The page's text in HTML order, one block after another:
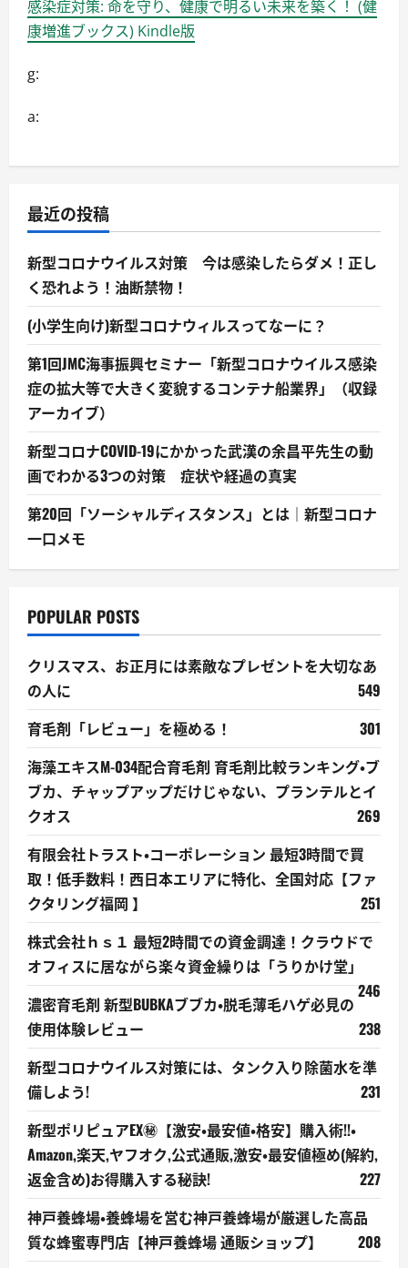
感染症対策: 命を守り、健康で明るい未来を築く！ (健
康増進ブックス) Kindle版
g:
a:
最近の投稿
新型コロナウイルス対策 今は感染したらダメ！正し
く恐れよう！油断禁物！
(小学生向け)新型コロナウィルスってなーに？
第1回JMC海事振興セミナー「新型コロナウイルス感染
症の拡大等で大きく変貌するコンテナ船業界」（収録
アーカイブ）
新型コロナCOVID-19にかかった武漢の余昌平先生の動
画でわかる3つの対策 症状や経過の真実
第20回「ソーシャルディスタンス」とは｜新型コロナ
一口メモ
POPULAR POSTS
クリスマス、お正月には素敵なプレゼントを大切なあ
の人に
549
育毛剤「レビュー」を極める！
301
海藻エキスM-034配合育毛剤 育毛剤比較ランキング・ブ
ブカ、チャップアップだけじゃない、プランテルとイ
クオス
269
有限会社トラスト・コーポレーション 最短3時間で買
取！低手数料！西日本エリアに特化、全国対応【ファ
クタリング福岡 】
251
株式会社ｈｓ１ 最短2時間での資金調達！クラウドで
オフィスに居ながら楽々資金繰りは「うりかけ堂」
246
濃密育毛剤 新型BUBKAブブカ・脱毛薄毛ハゲ必見の
使用体験レビュー
238
新型コロナウイルス対策には、タンク入り除菌水を準
備しよう!
231
新型ポリピュアEX㊙【激安・最安値・格安】購入術!!・
Amazon,楽天,ヤフオク,公式通販,激安・最安値極め(解約,
返金含め)お得購入する秘訣!
227
神戸養蜂場・養蜂場を営む神戸養蜂場が厳選した高品
質な蜂蜜専門店【神戸養蜂場 通販ショップ】
208